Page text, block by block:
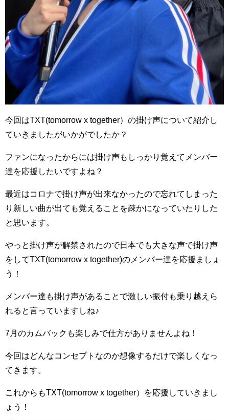
今回はTXT(tomorrow x together）の掛け声について紹介し
ていきましたがいかがでしたか？
ファンになったからには掛け声もしっかり覚えてメンバー
達を応援したいですよね？
最近はコロナで掛け声が出来なかったので忘れてしまった
り新しい曲が出ても覚えることを疎かになっていたりした
と思います。
やっと掛け声が解禁されたので日本でも大きな声で掛け声
をしてTXT(tomorrow x together)のメンバー達を応援ましょ
う！
メンバー達も掛け声があることで激しい振付も乗り越えら
れると言っていますしね♪
7月のカムバックも楽しみで仕方がありませんよね！
今回はどんなコンセプトなのか想像するだけで楽しくなっ
てきます。
これからもTXT(tomorrow x together）を応援していきまし
ょう！